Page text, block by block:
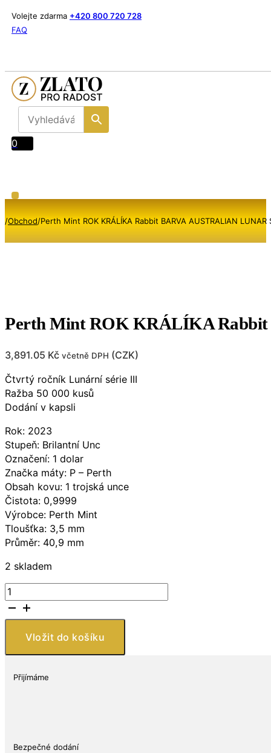
Volejte zdarma +420 800 720 728
FAQ
0
/Obchod/Perth Mint ROK KRÁLÍKA Rabbit BARVA AUSTRALIAN LUNAR
Perth Mint ROK KRÁLÍKA Rabbit
3,891.05 Kč včetně DPH (CZK)
Čtvrtý ročník Lunární série III
Ražba 50 000 kusů
Dodání v kapsli
Rok: 2023
Stupeň: Brilantní Unc
Označení: 1 dolar
Značka máty: P – Perth
Obsah kovu: 1 trojská unce
Čistota: 0,9999
Výrobce: Perth Mint
Tloušťka: 3,5 mm
Průměr: 40,9 mm
2 skladem
Perth
Mint
ROK
KRÁLÍKA
BARVA
AUSTRALIAN
Vložit do košíku
Přijímáme
Bezpečné dodání